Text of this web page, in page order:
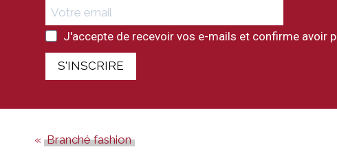
J'accepte de recevoir vos e-mails et confirme avoir
S'INSCRIRE
Branché fashion